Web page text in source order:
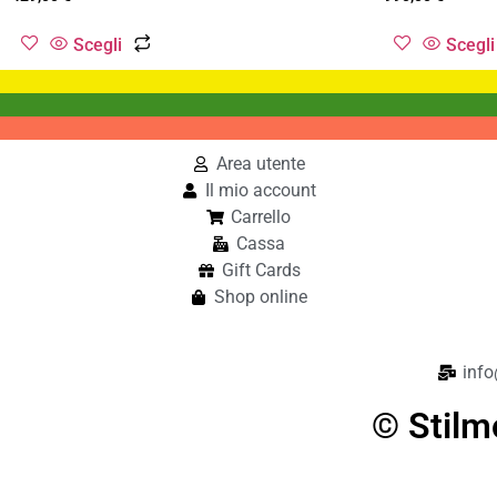
Scegli Scegli
Area utente
Il mio account
Carrello
Cassa
Gift Cards
Shop online
©